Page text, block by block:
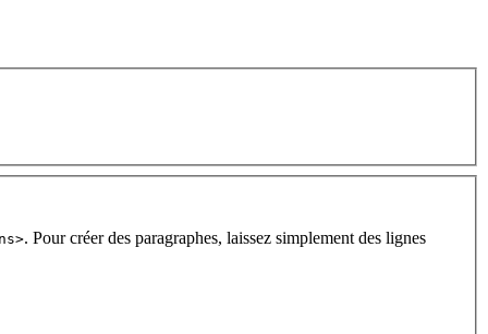
. Pour créer des paragraphes, laissez simplement des lignes